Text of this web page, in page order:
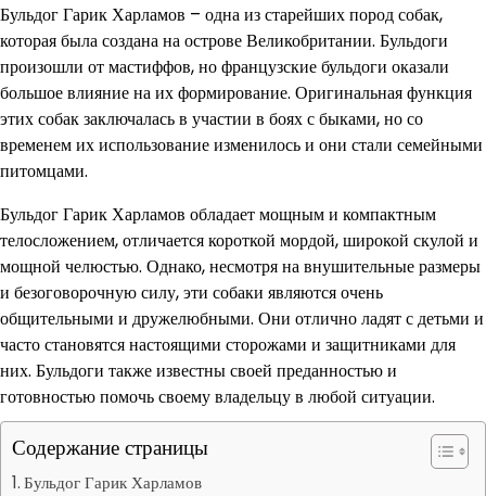
Бульдог Гарик Харламов – одна из старейших пород собак,
которая была создана на острове Великобритании. Бульдоги
произошли от мастиффов, но французские бульдоги оказали
большое влияние на их формирование. Оригинальная функция
этих собак заключалась в участии в боях с быками, но со
временем их использование изменилось и они стали семейными
питомцами.
Бульдог Гарик Харламов обладает мощным и компактным
телосложением, отличается короткой мордой, широкой скулой и
мощной челюстью. Однако, несмотря на внушительные размеры
и безоговорочную силу, эти собаки являются очень
общительными и дружелюбными. Они отлично ладят с детьми и
часто становятся настоящими сторожами и защитниками для
них. Бульдоги также известны своей преданностью и
готовностью помочь своему владельцу в любой ситуации.
Содержание страницы
Бульдог Гарик Харламов